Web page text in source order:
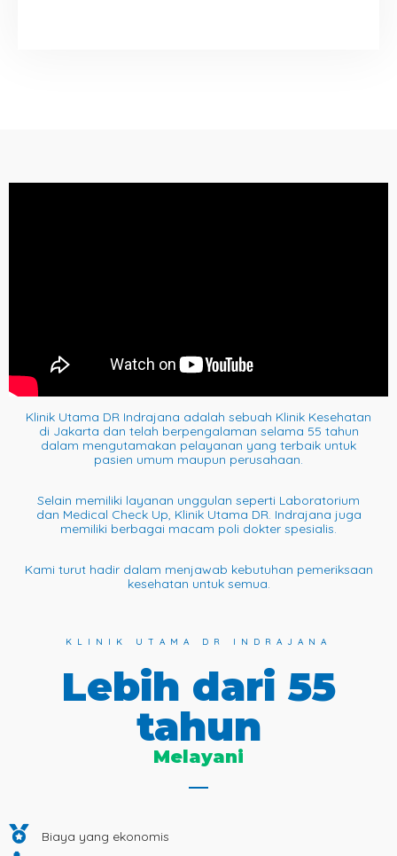
Klinik Utama DR Indrajana adalah sebuah Klinik Kesehatan
di Jakarta dan telah berpengalaman selama 55 tahun
dalam mengutamakan pelayanan yang terbaik untuk
pasien umum maupun perusahaan.
Selain memiliki layanan unggulan seperti Laboratorium
dan Medical Check Up, Klinik Utama DR. Indrajana juga
memiliki berbagai macam poli dokter spesialis.
Kami turut hadir dalam menjawab kebutuhan pemeriksaan
kesehatan untuk semua.
KLINIK UTAMA DR INDRAJANA
Lebih dari 55
tahun
Melayani
Biaya yang ekonomis